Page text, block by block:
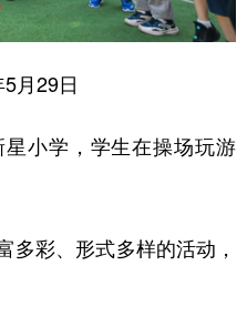
银龄 溯源中国
月29日
小学，学生在操场玩游
多彩、形式多样的活动，